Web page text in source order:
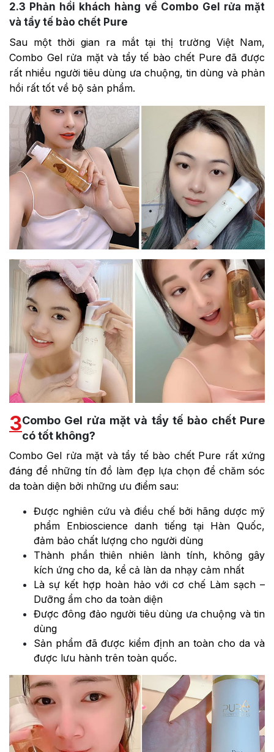
2.3 Phản hồi khách hàng về Combo Gel rửa mặt
và tẩy tế bào chết Pure
Sau một thời gian ra mắt tại thị trường Việt Nam,
Combo Gel rửa mặt và tẩy tế bào chết Pure đã được
rất nhiều người tiêu dùng ưa chuộng, tin dùng và phản
hồi rất tốt về bộ sản phẩm.
3Combo Gel rửa mặt và tẩy tế bào chết Pure
có tốt không?
Combo Gel rửa mặt và tẩy tế bào chết Pure rất xứng
đáng để những tín đồ làm đẹp lựa chọn để chăm sóc
da toàn diện bởi những ưu điểm sau:
Được nghiên cứu và điều chế bởi hãng dược mỹ
phẩm Enbioscience danh tiếng tại Hàn Quốc,
đảm bảo chất lượng cho người dùng
Thành phần thiên nhiên lành tính, không gây
kích ứng cho da, kể cả làn da nhạy cảm nhất
Là sự kết hợp hoàn hảo với cơ chế Làm sạch –
Dưỡng ẩm cho da toàn diện
Được đông đảo người tiêu dùng ưa chuộng và tin
dùng
Sản phẩm đã được kiểm định an toàn cho da và
được lưu hành trên toàn quốc.